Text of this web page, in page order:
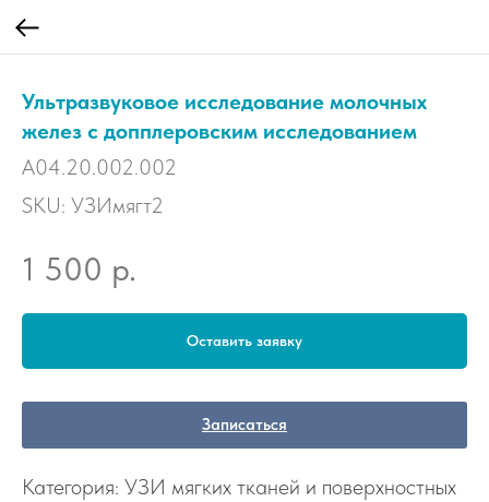
Ультразвуковое исследование молочных
желез с допплеровским исследованием
A04.20.002.002
SKU: УЗИмягт2
1 500 р.
Оставить заявку
Записаться
Категория: УЗИ мягких тканей и поверхностных